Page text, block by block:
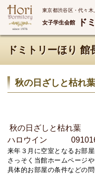
東京都渋谷区・代々
女子学生会館 ド
ドミトリーほり 館
秋の日ざしと枯れ葉
秋の日ざしと枯れ
ハロウイン
来年３月に空室となるお部屋
さっそく当館ホームページ
具体的お部屋の条件などの